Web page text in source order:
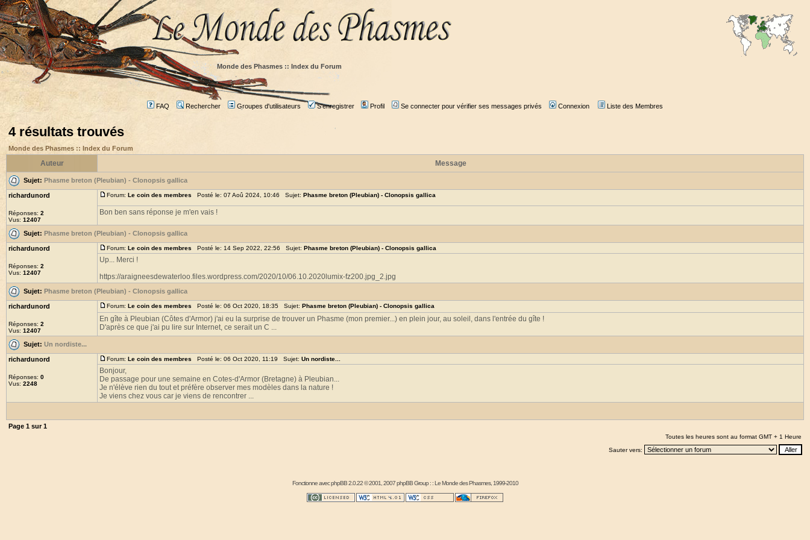
Monde des Phasmes :: Index du Forum
FAQ Rechercher Groupes d'utilisateurs S'enregistrer Profil Se connecter pour vérifier ses messages privés Connexion Liste des Membres
4 résultats trouvés
Monde des Phasmes :: Index du Forum
Auteur Message
Sujet: Phasme breton (Pleubian) - Clonopsis gallica
richardunord
Réponses: 2
Vus: 12407
Forum: Le coin des membres Posté le: 07 Aoû 2024, 10:46 Sujet: Phasme breton (Pleubian) - Clonopsis gallica
Bon ben sans réponse je m'en vais !
Sujet: Phasme breton (Pleubian) - Clonopsis gallica
richardunord
Réponses: 2
Vus: 12407
Forum: Le coin des membres Posté le: 14 Sep 2022, 22:56 Sujet: Phasme breton (Pleubian) - Clonopsis gallica
Up... Merci !
https://araigneesdewaterloo.files.wordpress.com/2020/10/06.10.2020lumix-fz200.jpg_2.jpg
Sujet: Phasme breton (Pleubian) - Clonopsis gallica
richardunord
Réponses: 2
Vus: 12407
Forum: Le coin des membres Posté le: 06 Oct 2020, 18:35 Sujet: Phasme breton (Pleubian) - Clonopsis gallica
En gîte à Pleubian (Côtes d'Armor) j'ai eu la surprise de trouver un Phasme (mon premier...) en plein jour, au soleil, dans l'entrée du gîte !
D'après ce que j'ai pu lire sur Internet, ce serait un C ...
Sujet: Un nordiste...
richardunord
Réponses: 0
Vus: 2248
Forum: Le coin des membres Posté le: 06 Oct 2020, 11:19 Sujet: Un nordiste...
Bonjour,
De passage pour une semaine en Cotes-d'Armor (Bretagne) à Pleubian...
Je n'élève rien du tout et préfère observer mes modèles dans la nature !
Je viens chez vous car je viens de rencontrer ...
Page 1 sur1
Toutes les heures sont au format GMT + 1 Heure
Sauter vers:
Fonctionne avecphpBB2.0.22 © 2001, 2007 phpBB Group : :Le Monde des Phasmes, 1999-2010